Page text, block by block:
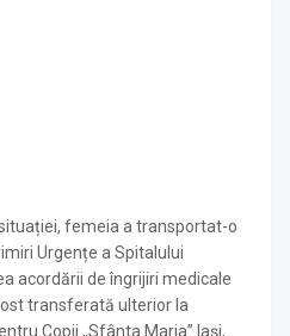
femeia a transportat-o
Urgențe a Spitalului
acordării de îngrijiri medicale
transferată ulterior la
Copii „Sfânta Maria” Iași,